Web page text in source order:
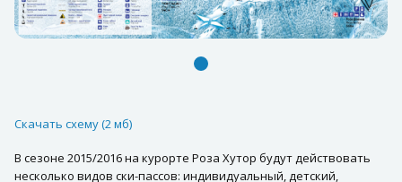
Скачать схему (2 мб)
В сезоне 2015/2016 на курорте Роза Хутор будут действовать
несколько видов ски-пассов: индивидуальный, детский,